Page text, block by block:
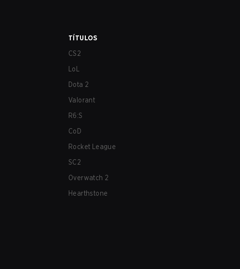
TÍTULOS
CS2
LoL
Dota 2
Valorant
R6:S
CoD
Rocket League
SC2
Overwatch 2
Hearthstone